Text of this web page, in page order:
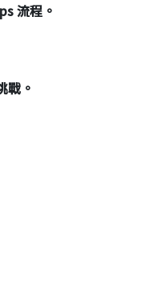
流程。
戰。